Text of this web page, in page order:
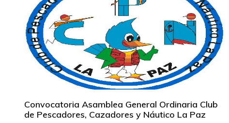
Convocatoria Asamblea General Ordinaria Club
de Pescadores, Cazadores y Náutico La Paz